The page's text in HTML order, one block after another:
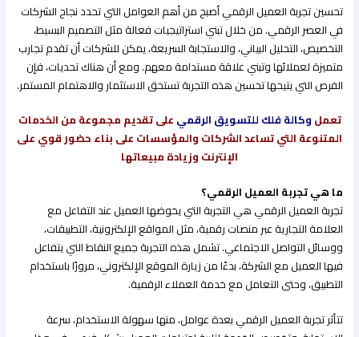
تحسين تجربة العميل الرقمي أصبح من أهم العوامل التي تحدد نجاح الشركات
في العصر الرقمي. من خلال تبني استراتيجيات فعالة مثل التصميم البسيط،
التخصيص، التحليل البياني، والاستجابة السريعة، يمكن للشركات أن تقدم تجارب
متميزة لعملائها وتبني علاقة مستدامة معهم. ومع أن هناك تحديات، فإن
الفرص التي يتيحها تحسين هذه التجربة تستحق الاستثمار والاهتمام المستمر.
تعمل وكالة فلك للتسويق الرقمي على تقديم مجموعة من الخدمات
المتنوعة التي تساعد الشركات والمؤسسات على بناء حضور قوي على
الإنترنت وزيادة مبيعاتها
ما هي تجربة العميل الرقمي؟
تجربة العميل الرقمي هي التجربة التي يخوضها العميل عند التفاعل مع
العلامة التجارية عبر منصات رقمية، مثل المواقع الإلكترونية، التطبيقات،
ووسائل التواصل الاجتماعي. تشمل هذه التجربة جميع النقاط التي يتفاعل
فيها العميل مع الشركة، بدءًا من زيارة الموقع الإلكتروني، مرورًا باستخدام
التطبيق، وحتى التعامل مع خدمة العملاء الرقمية.
تتأثر تجربة العميل الرقمي بعدة عوامل، منها سهولة الاستخدام، سرعة